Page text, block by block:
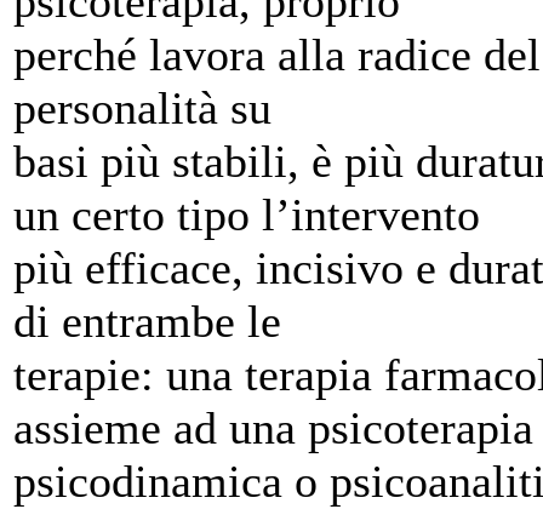
perché lavora alla radice
personalità su
basi più stabili, è più
un certo tipo l’intervento
più efficace, incisivo e
di entrambe le
terapie: una terapia
assieme ad una psicoterapia
psicodinamica o